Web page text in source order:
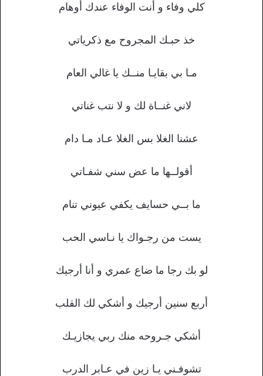
كلي وفاء و أنت الوفاء عندك أوهام
خذ حبـك المجروح مع ذكرياتي
مـا بي بقايـا منــك يا غالي العام
لاني غنــاة لك و لا نتب غناتي
عشنا الغلا بس الغلا عـاد مـا دام
أقولــها ما عض سني شفـاتي
ما بــي حسايف يكفي عيوني تنام
يست من رجـواك يا نـاسي الحب
لو بك رجا ما ضاع عمري و أنا أرجيك
أربع سنين أرجيك و أشكي لك القلب
أشكي جـروحه منك ربي يجازيـك
تشوفـني يـا زين في عـابر الدرب